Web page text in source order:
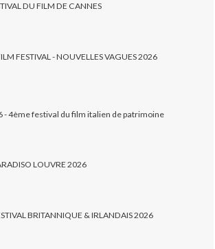
DU FILM DE CANNES
FESTIVAL - NOUVELLES VAGUES 2026
- 4ème festival du film italien de patrimoine
LOUVRE 2026
BRITANNIQUE & IRLANDAIS 2026